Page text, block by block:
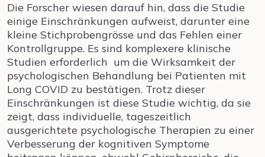
Die Forscher wiesen darauf hin, dass die Studie
einige Einschränkungen aufweist, darunter eine
kleine Stichprobengrösse und das Fehlen einer
Kontrollgruppe. Es sind komplexere klinische
Studien erforderlich um die Wirksamkeit der
psychologischen Behandlung bei Patienten mit
Long COVID zu bestätigen. Trotz dieser
Einschränkungen ist diese Studie wichtig, da sie
zeigt, dass individuelle, tageszeitlich
ausgerichtete psychologische Therapien zu einer
Verbesserung der kognitiven Symptome